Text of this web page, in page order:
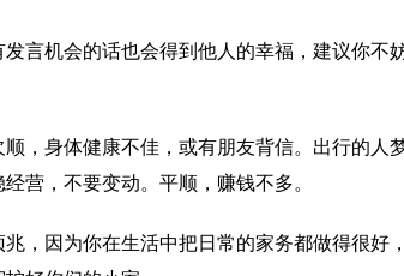
言机会的话也会得到他人的幸福，建议你不
，身体健康不佳，或有朋友背信。出行的人
营，不要变动。平顺，赚钱不多。
，因为你在生活中把日常的家务都做得很好